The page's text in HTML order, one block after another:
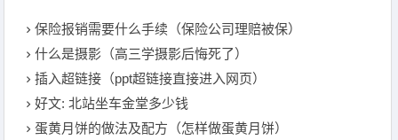
保险报销需要什么手续（保险公司理赔被保）
什么是摄影（高三学摄影后悔死了）
插入超链接（ppt超链接直接进入网页）
好文: 北站坐车金堂多少钱
蛋黄月饼的做法及配方（怎样做蛋黄月饼）